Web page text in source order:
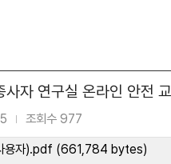
자 연구실 온라인 안전
|
조회수 977
사용자).pdf (661,784 bytes)